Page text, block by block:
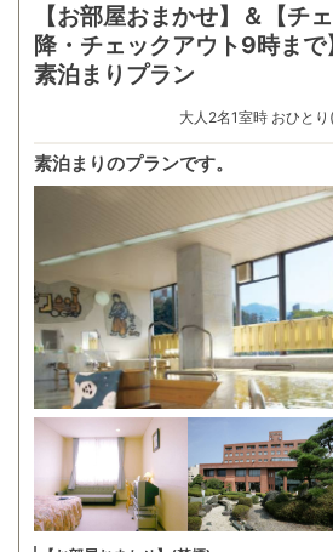
【お部屋おまかせ】＆【チ
降・チェックアウト9時まで
素泊まりプラン
大人 2名1室時 おひとり
素泊まりのプランです。